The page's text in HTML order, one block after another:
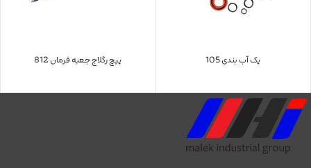
پک آب بندی 105 پیچ رگلاج جعبه فرمان 812